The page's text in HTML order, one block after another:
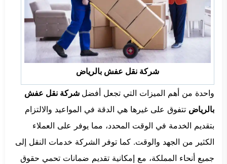
شركة نقل عفش بالرياض
واحدة من أهم الميزات التي تجعل أفضل شركة نقل عفش
بالرياض تتفوق على غيرها هي الدقة في المواعيد والالتزام
بتقديم الخدمة في الوقت المحدد، مما يوفر على العملاء
الكثير من الجهد والوقت. كما توفر الشركة خدمات النقل إلى
جميع أنحاء المملكة، مع إمكانية تقديم ضمانات تحمي حقوق